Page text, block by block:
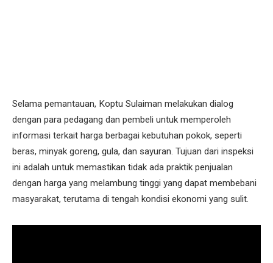
Selama pemantauan, Koptu Sulaiman melakukan dialog
dengan para pedagang dan pembeli untuk memperoleh
informasi terkait harga berbagai kebutuhan pokok, seperti
beras, minyak goreng, gula, dan sayuran. Tujuan dari inspeksi
ini adalah untuk memastikan tidak ada praktik penjualan
dengan harga yang melambung tinggi yang dapat membebani
masyarakat, terutama di tengah kondisi ekonomi yang sulit.